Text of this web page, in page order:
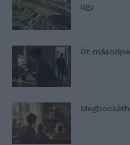
ügy
Öt